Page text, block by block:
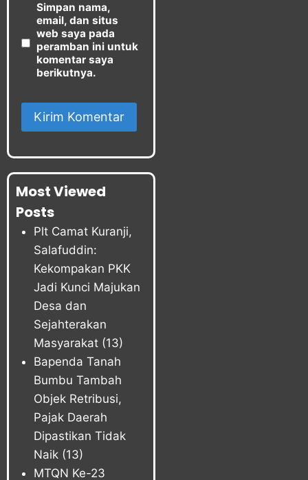
Simpan nama,
email, dan situs
web saya pada
peramban ini untuk
komentar saya
berikutnya.
Most Viewed
Posts
Plt Camat Kuranji,
Salafuddin:
Kekompakan PKK
Jadi Kunci Majukan
Desa dan
Sejahterakan
Masyarakat (13)
Bapenda Tanah
Bumbu Tambah
Objek Retribusi,
Pajak Daerah
Dipastikan Tidak
Naik (13)
MTQN Ke-23